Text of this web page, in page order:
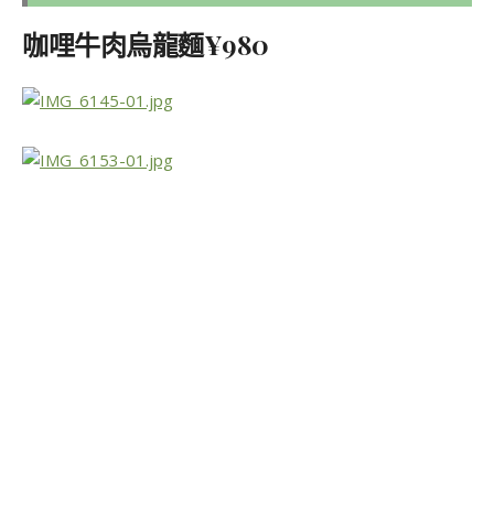
咖哩牛肉烏龍麵¥980